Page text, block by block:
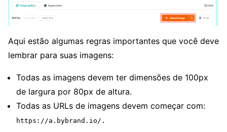
Aqui estão algumas regras importantes que você deve
lembrar para suas imagens:
Todas as imagens devem ter dimensões de 100px
de largura por 80px de altura.
Todas as URLs de imagens devem começar com:
https://a.bybrand.io/.